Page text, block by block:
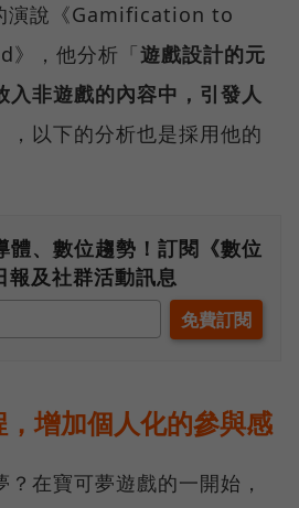
演說《Gamification to
，他分析「遊戲設計的元
入非遊戲的內容中，引發人
，以下的分析也是採用他的
體、數位趨勢！訂閱《數位
報及社群活動訊息
增加個人化的參與感
在寶可夢遊戲的一開始，